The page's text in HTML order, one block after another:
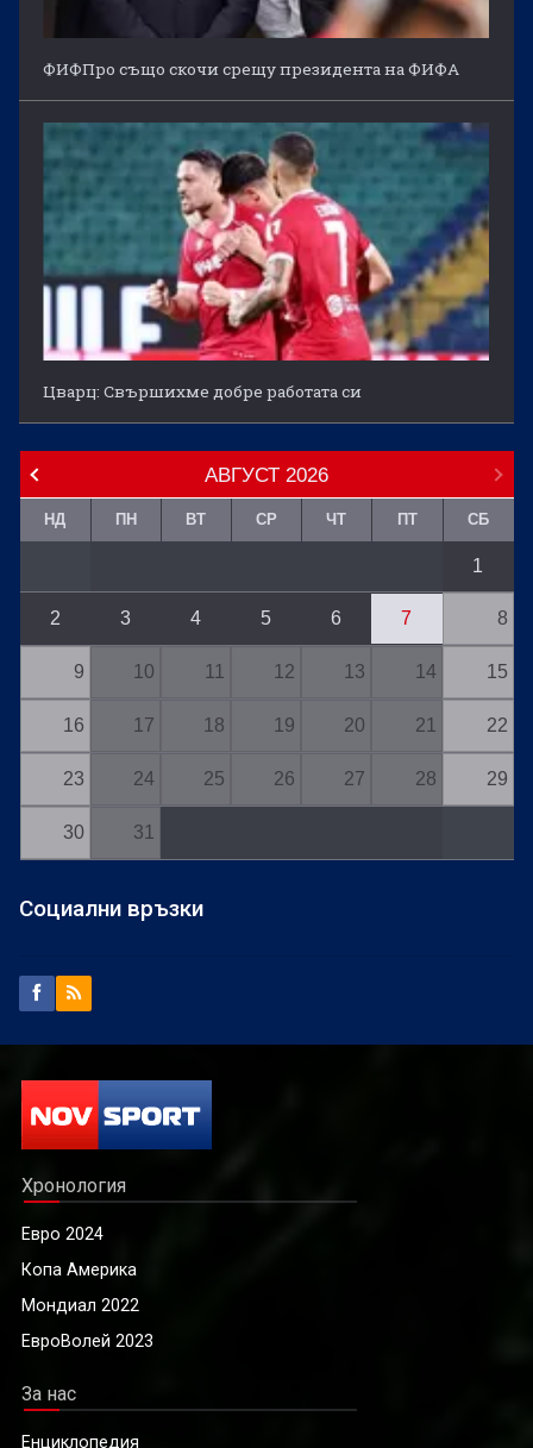
ФИФПро също скочи срещу президента на ФИФА
Цварц: Свършихме добре работата си
АВГУСТ 2026
НД ПН ВТ СР ЧТ ПТ СБ
1
2 3 4 5 6 7 8
9 10 11 12 13 14 15
16 17 18 19 20 21 22
23 24 25 26 27 28 29
30 31
Социални връзки
Хронология
Евро 2024
Копа Америка
Мондиал 2022
ЕвроВолей 2023
За нас
Енциклопедия